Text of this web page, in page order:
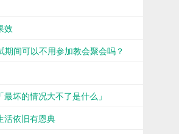
效
期间可以不用参加教会聚会吗？
坏的情况大不了是什么」
活依旧有恩典